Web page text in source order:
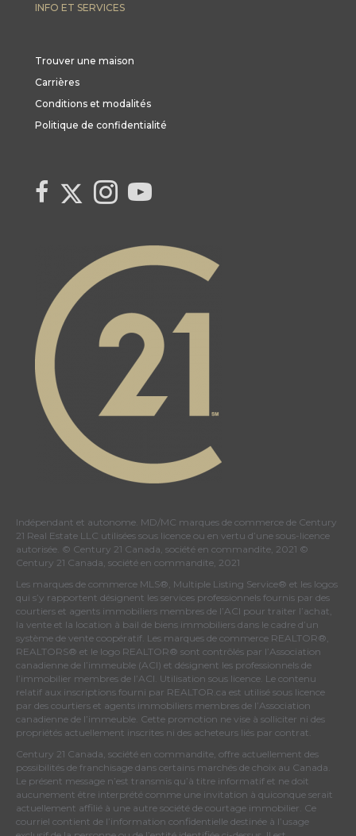
INFO ET SERVICES
Trouver une maison
Carrières
Conditions et modalités
Politique de confidentialité
link to Century 21 Canada's facebook page
Link to Century 21 Canada's Twitter page
Link to Century 21 Canada's Instagram page
link to Century 21 Canada's YouTube page
Indépendant et autonome. MD/MC marques de commerce de Century
21 Real Estate LLC utilisées sous licence ou en vertu d’une sous-licence
autorisée. © Century 21 Canada, société en commandite, 2021 ©
Century 21 Canada, société en commandite, 2021
Les marques de commerce MLS®, Multiple Listing Service® et les logos
qui s’y rapportent désignent les services professionnels fournis par des
courtiers et agents immobiliers membres de l’ACI pour traiter l’achat,
la vente et la location à bail de biens immobiliers dans le cadre d’un
système de vente coopératif. Les marques de commerce REALTOR®,
REALTORS® et le logo REALTOR® sont contrôlés par l’Association
canadienne de l’immeuble (ACI) et désignent les professionnels de
l’immobilier membres de l’ACI. Utilisation sous licence. Le contenu
relatif aux inscriptions fourni par REALTOR.ca est utilisé sous licence
par des courtiers et agents immobiliers membres de l’Association
canadienne de l’immeuble . Cette promotion ne vise à solliciter ni des
propriétés actuellement inscrites ni des acheteurs liés par contrat.
Century 21 Canada, société en commandite, offre actuellement des
possibilités de franchisage dans certains marchés de choix au Canada.
Le présent message n’est transmis qu’à titre informatif et ne doit
aucunement être interprété comme une invitation à quiconque serait
actuellement affilié à une autre société de courtage immobilier. Ce
courriel contient de l’information confidentielle destinée à l’usage